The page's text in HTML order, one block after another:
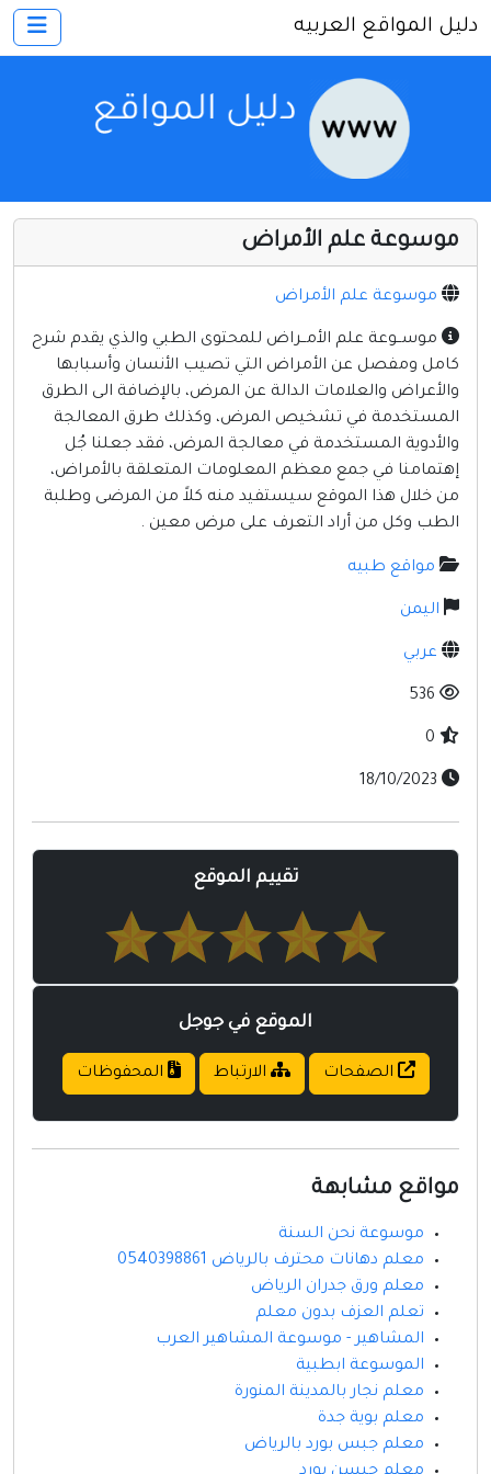
اتصل بنا
أخرى ومنوعه
إنترنت وشبكات
الأسرة والترفيه
كمبيوتر وبرامج
منتديات
مواقع إخباريه
مواقع إسلامية
دليل المواقع العربيه
موسوعة علم الأمراض
موسوعة علم الأمراض
موســوعة علم الأمــراض للمحتوى الطبي والذي يقدم شرح
كامل ومفصل عن الأمراض التي تصيب الأنسان وأسبابها
والأعراض والعلامات الدالة عن المرض، بالإضافة الى الطرق
المستخدمة في تشخيص المرض، وكذلك طرق المعالجة
والأدوية المستخدمة في معالجة المرض، فقد جعلنا جُل
إهتمامنا في جمع معظم المعلومات المتعلقة بالأمراض،
من خلال هذا الموقع سيستفيد منه كلاً من المرضى وطلبة
الطب وكل من أراد التعرف على مرض معين .
مواقع طبيه
اليمن
عربي
تقييم الموقع
الموقع في جوجل
الصفحات الارتباط المحفوظات
مواقع مشابهة
موسوعة نحن السنة
معلم دهانات محترف بالرياض 0540398861
معلم ورق جدران الرياض
تعلم العزف بدون معلم
المشاهير - موسوعة المشاهير العرب
الموسوعة ابطبية
معلم نجار بالمدينة المنورة
معلم بوية جدة
معلم جبس بورد بالرياض